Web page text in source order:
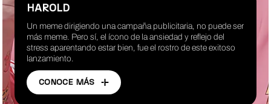
HAROLD
Un meme dirigiendo una campaña publicitaria, no puede ser
más meme. Pero sí, el ícono de la ansiedad y reflejo del
stress aparentando estar bien, fue el rostro de este exitoso
lanzamiento.
CONOCE MÁS